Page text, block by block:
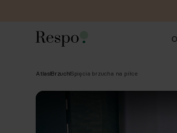
Atlas BrzuchSpięcia brzucha na piłce